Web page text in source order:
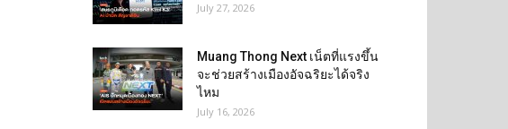
July 27, 2026
Muang Thong Next เน็ตที่แรงขึ้น
จะช่วยสร้างเมืองอัจฉริยะได้จริง
ไหม
July 16, 2026